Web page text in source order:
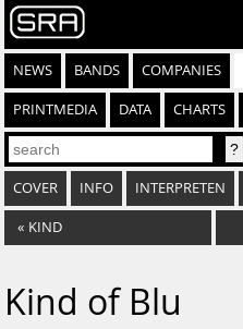
NEWS BANDS COMPANIES
PRINTMEDIA DATA CHARTS
COVER INFO INTERPRETEN
« KIND
Kind of Blu